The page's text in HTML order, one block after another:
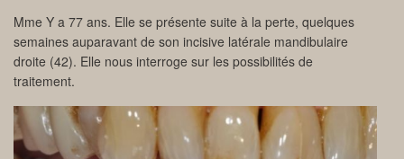
Mme Y a 77 ans. Elle se présente suite à la perte, quelques
semaines auparavant de son incisive latérale mandibulaire
droite (42). Elle nous interroge sur les possibilités de
traitement.